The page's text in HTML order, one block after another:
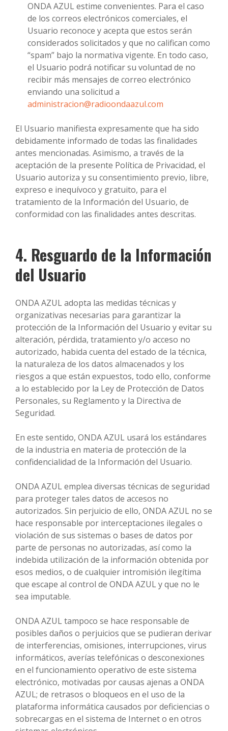
ONDA AZUL estime convenientes. Para el caso
de los correos electrónicos comerciales, el
Usuario reconoce y acepta que estos serán
considerados solicitados y que no califican como
“spam” bajo la normativa vigente. En todo caso,
el Usuario podrá notificar su voluntad de no
recibir más mensajes de correo electrónico
enviando una solicitud a
administracion@radioondaazul.com
El Usuario manifiesta expresamente que ha sido
debidamente informado de todas las finalidades
antes mencionadas. Asimismo, a través de la
aceptación de la presente Política de Privacidad, el
Usuario autoriza y su consentimiento previo, libre,
expreso e inequívoco y gratuito, para el
tratamiento de la Información del Usuario, de
conformidad con las finalidades antes descritas.
4. Resguardo de la Información
del Usuario
ONDA AZUL adopta las medidas técnicas y
organizativas necesarias para garantizar la
protección de la Información del Usuario y evitar su
alteración, pérdida, tratamiento y/o acceso no
autorizado, habida cuenta del estado de la técnica,
la naturaleza de los datos almacenados y los
riesgos a que están expuestos, todo ello, conforme
a lo establecido por la Ley de Protección de Datos
Personales, su Reglamento y la Directiva de
Seguridad.
En este sentido, ONDA AZUL usará los estándares
de la industria en materia de protección de la
confidencialidad de la Información del Usuario.
ONDA AZUL emplea diversas técnicas de seguridad
para proteger tales datos de accesos no
autorizados. Sin perjuicio de ello, ONDA AZUL no se
hace responsable por interceptaciones ilegales o
violación de sus sistemas o bases de datos por
parte de personas no autorizadas, así como la
indebida utilización de la información obtenida por
esos medios, o de cualquier intromisión ilegítima
que escape al control de ONDA AZUL y que no le
sea imputable.
ONDA AZUL tampoco se hace responsable de
posibles daños o perjuicios que se pudieran derivar
de interferencias, omisiones, interrupciones, virus
informáticos, averías telefónicas o desconexiones
en el funcionamiento operativo de este sistema
electrónico, motivadas por causas ajenas a ONDA
AZUL; de retrasos o bloqueos en el uso de la
plataforma informática causados por deficiencias o
sobrecargas en el sistema de Internet o en otros